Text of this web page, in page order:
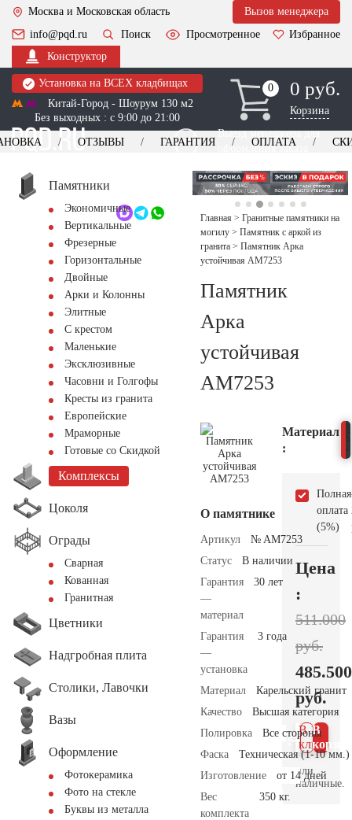
Москва и Московская область
Вызов менеджера
info@pqd.ru
Поиск Просмотренное
Избранное
Конструктор
Установка на ВСЕХ кладбищах
Китай-Город - Шоурум 130 м2
Без выходных : с 9:00 до 21:00
0
0 0 руб.
Корзина
Выезд менеджера для
оформления заказа
+7 (495) 518-44-23
Обратный звонок
ОТЗЫВЫ ГАРАНТИЯ ОПЛАТА
Памятники
Экономичные
Вертикальные
Фрезерные
Горизонтальные
Двойные
Арки и Колонны
Элитные
С крестом
Маленькие
Эксклюзивные
Часовни и Голгофы
Кресты из гранита
Европейские
Мраморные
Готовые со Скидкой
Комплексы
Цоколя
Ограды
Сварная
Кованная
Гранитная
Цветники
Надгробная плита
Столики, Лавочки
Вазы
Оформление
Фотокерамика
Фото на стекле
Буквы из металла
Главная > Гранитные памятники на
могилу > Памятник с аркой из
гранита > Памятник Арка
устойчивая AM7253
Памятник
Арка
устойчивая
AM7253
О памятнике
Артикул
№ AM7253
Статус
В наличии
Гарантия
—
материал
30 лет
Гарантия
—
установка
3 года
Материал
Карельский гранит
Качество
Высшая категория
Полировка
Все стороны
Фаска
Техническая (1-10 мм.)
Изготовление
от 14 дней
Вес
комплекта
350 кг.
Материал
:
Полная
оплата
(5%)
Цена
:
511.000
руб.
485.500
руб.
В
В 1
клик
или
наличные.